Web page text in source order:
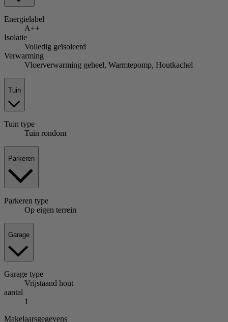
Energielabel
A++
Isolatie
Volledig geïsoleerd
Verwarming
Vloerverwarming geheel, Warmtepomp, Houtkachel
Tuin
Tuin type
Tuin rondom
Parkeren
Parkeren type
Op eigen terrein
Garage
Garage type
Vrijstaand hout
aantal
1
Makelaarsgegevens